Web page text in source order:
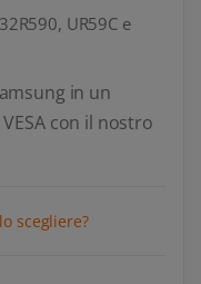
UR59C e
in un
con il nostro
scegliere?